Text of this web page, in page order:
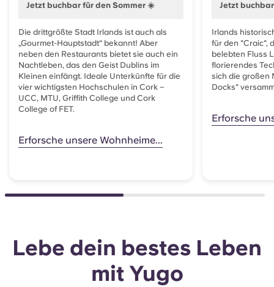
Jetzt buchbar für den Sommer ☀️
Die drittgrößte Stadt Irlands ist auch als
„Gourmet-Hauptstadt“ bekannt! Aber
neben den Restaurants bietet sie auch ein
Nachtleben, das den Geist Dublins im
Kleinen einfängt. Ideale Unterkünfte für die
vier wichtigsten Hochschulen in Cork –
UCC, MTU, Griffith College und Cork
College of FET.
Erforsche unsere Wohnheime...
Jetzt
Irlands
für den "Craic",
belebten Fluss
florierendes
sich die großen
Docks"
Erforsche
Lebe dein bestes Leben
mit Yugo